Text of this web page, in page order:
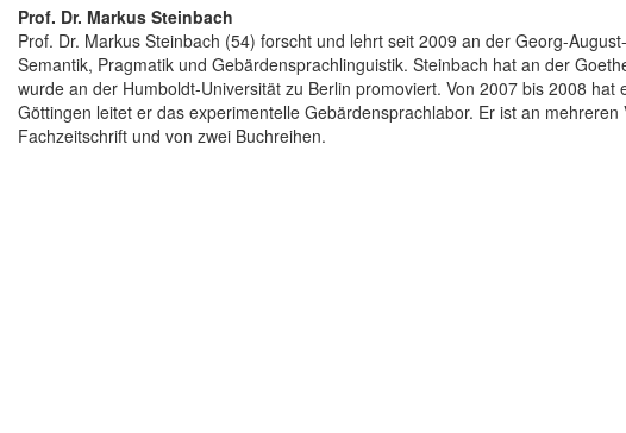
Prof. Dr. Markus Steinbach
Prof. Dr. Markus Steinbach (54) forscht und lehrt seit 2009 an der Georg-
Semantik, Pragmatik und Gebärdensprachlinguistik. Steinbach hat an der
wurde an der Humboldt-Universität zu Berlin promoviert. Von 2007 bis 2008
Göttingen leitet er das experimentelle Gebärdensprachlabor. Er ist an
Fachzeitschrift und von zwei Buchreihen.